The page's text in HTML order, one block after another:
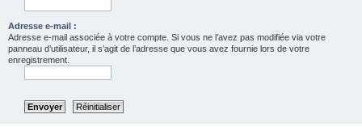
Adresse e-mail :
Adresse e-mail associée à votre compte. Si vous ne l’avez pas modifiée via votre
panneau d’utilisateur, il s’agit de l’adresse que vous avez fournie lors de votre
enregistrement.